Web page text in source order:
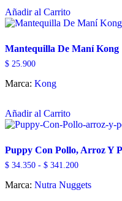
$ 355.000
Añadir al Carritoproducto
tiene
variantes.
en
la
de
producto
Mantequilla De Maní Kong
$ 25.900
Marca: Kong
Añadir al Carritoproducto
tiene
variantes.
opciones
se
pueden
Puppy Con Pollo, Arroz Y
$ 34.350 - $ 341.200Rango
precios:
Marca: Nutra Nuggets